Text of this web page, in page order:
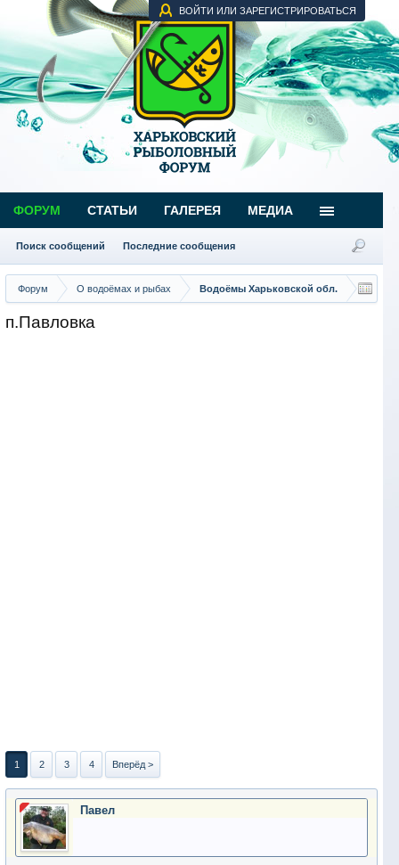
ВОЙТИ ИЛИ ЗАРЕГИСТРИРОВАТЬСЯ
Форум О водоёмах и рыбах Водоёмы Харьковской обл.
п.Павловка
1 2 3 4 Вперёд >
Павел
ФОРУМ
Поиск сообщений Последние сообщения
СТАТЬИ ГАЛЕРЕЯ МЕДИА